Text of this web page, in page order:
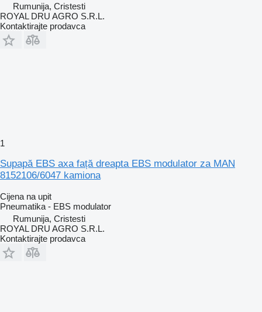
Rumunija, Cristesti
ROYAL DRU AGRO S.R.L.
Kontaktirajte prodavca
1
Supapă EBS axa față dreapta EBS modulator za MAN
8152106/6047 kamiona
Cijena na upit
Pneumatika - EBS modulator
Rumunija, Cristesti
ROYAL DRU AGRO S.R.L.
Kontaktirajte prodavca